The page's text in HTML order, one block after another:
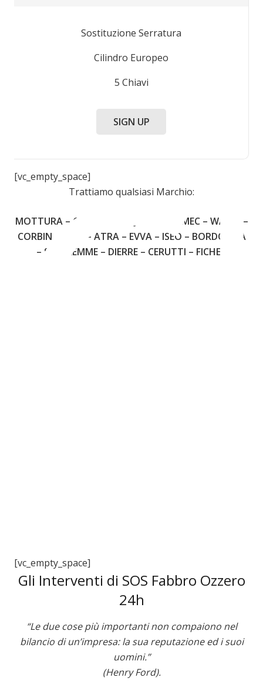
Sostituzione Serratura
Cilindro Europeo
5 Chiavi
SIGN UP
[vc_empty_space]
Trattiamo qualsiasi Marchio:
MOTTURA – CISA – FIAM – JUWEL – OMEC – WALLY –
CORBIN – YALE – ATRA – EVVA – ISEO – BORDOGNA
– SECUREMME – DIERRE – CERUTTI – FICHET
[vc_empty_space]
Gli Interventi di SOS Fabbro Ozzero
24h
“Le due cose più importanti non compaiono nel
bilancio di un’impresa: la sua reputazione ed i suoi
uomini.”
(Henry Ford).